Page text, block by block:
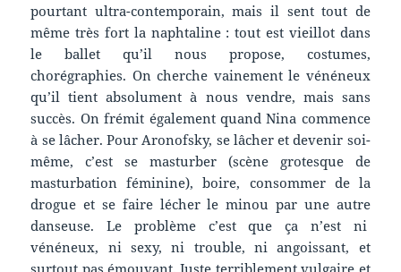
pourtant ultra-contemporain, mais il sent tout de
même très fort la naphtaline : tout est vieillot dans
le ballet qu’il nous propose, costumes,
chorégraphies. On cherche vainement le vénéneux
qu’il tient absolument à nous vendre, mais sans
succès. On frémit également quand Nina commence
à se lâcher. Pour Aronofsky, se lâcher et devenir soi-
même, c’est se masturber (scène grotesque de
masturbation féminine), boire, consommer de la
drogue et se faire lécher le minou par une autre
danseuse. Le problème c’est que ça n’est ni
vénéneux, ni sexy, ni trouble, ni angoissant, et